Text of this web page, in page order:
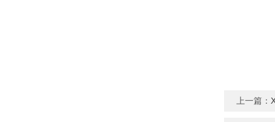
上一篇：